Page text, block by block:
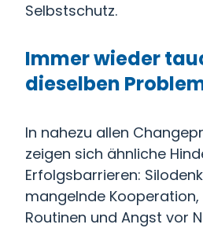
Selbstschutz.
Immer wieder
dieselben
In nahezu allen
zeigen sich ähnliche
Erfolgsbarrieren:
mangelnde
Routinen und Angst vor